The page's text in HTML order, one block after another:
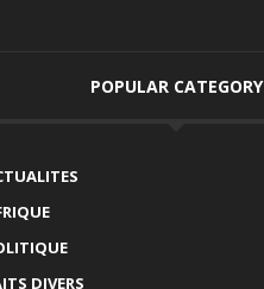
POPULAR CATEGORY
DIVERS